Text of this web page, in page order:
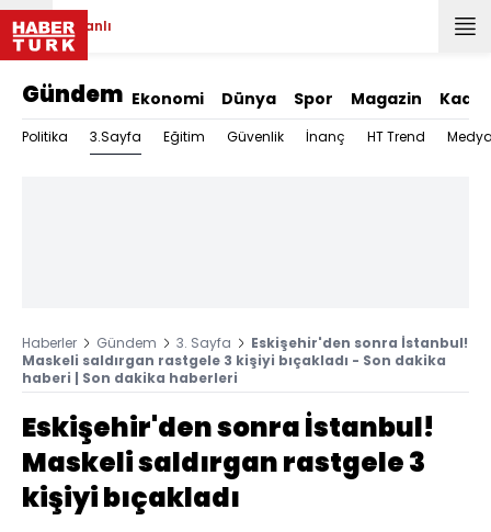
Canlı
Gündem Ekonomi Dünya Spor Magazin Kadın
Politika 3.Sayfa Eğitim Güvenlik İnanç HT Trend
Haberler Gündem 3. Sayfa
Eskişehir'den sonra İstanbul!
Maskeli saldırgan rastgele 3 kişiyi bıçakladı - Son dakika
haberi | Son dakika haberleri
Eskişehir'den sonra İstanbul!
Maskeli saldırgan rastgele 3
kişiyi bıçakladı